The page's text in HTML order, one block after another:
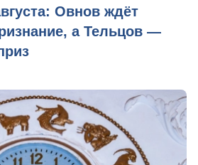
Овнов ждёт
а Тельцов —